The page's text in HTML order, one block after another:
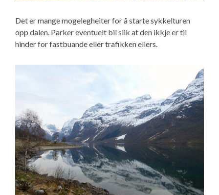
Det er mange mogelegheiter for å starte sykkelturen
opp dalen. Parker eventuelt bil slik at den ikkje er til
hinder for fastbuande eller trafikken ellers.